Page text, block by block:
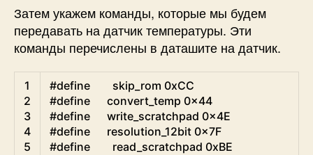
Затем укажем команды, которые мы будем
передавать на датчик температуры. Эти
команды перечислены в даташите на датчик.
1
2
3
4
5
#define        skip_rom 0xCC
#define      convert_temp 0x44
#define      write_scratchpad 0x4E
#define      resolution_12bit 0x7F
#define        read_scratchpad 0xBE